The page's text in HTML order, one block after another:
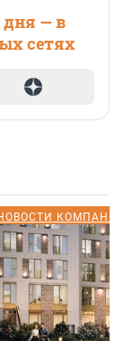
дня — в
сетях